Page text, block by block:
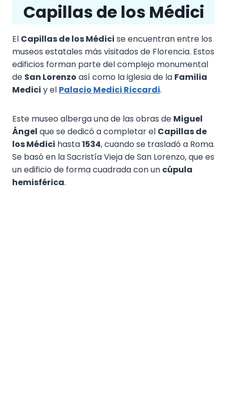
Capillas de los Médici
El Capillas de los Médici se encuentran entre los
museos estatales más visitados de Florencia. Estos
edificios forman parte del complejo monumental
de San Lorenzo así como la iglesia de la Familia
Medici y el Palacio Medici Riccardi.
Este museo alberga una de las obras de Miguel
Ángel que se dedicó a completar el Capillas de
los Médici hasta1534, cuando se trasladó a Roma.
Se basó en la Sacristía Vieja de San Lorenzo, que es
un edificio de forma cuadrada con un cúpula
hemisférica.